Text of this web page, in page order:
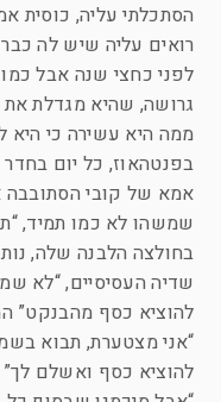
הסתכלתי עליה, כוסית
רואים עליה שיש לה כבר
לפני כחצי שנה אבל כמו
גרושה, שהיא מגדלת את
ממה היא עשירה כי היא
בפנטהאוז, כל יום
אמא של קובי הסתובבה
שמשהו לא כמו תמיד,
בחולצה הלבנה שלה,
שדיה העסיסיים, “לא
להוציא כסף מהבנקט”
“אני מצטערת, תבוא
להוציא כסף ואשלם